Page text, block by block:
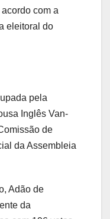
com a
eleitoral do
pela
Inglês Van-
de
da Assembleia
Adão de
da